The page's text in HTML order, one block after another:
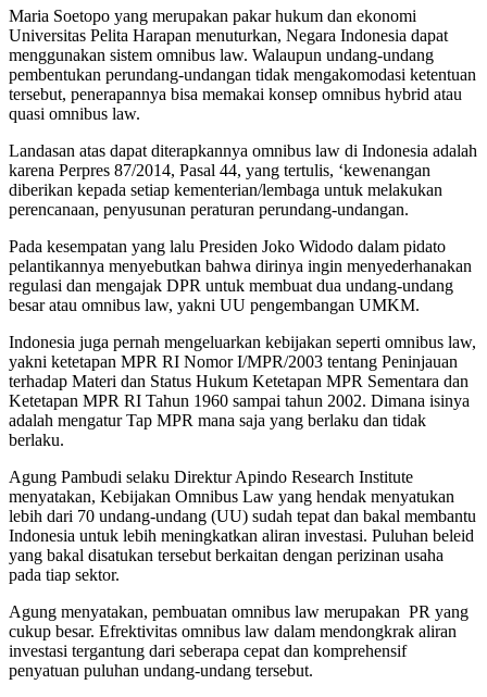
Maria Soetopo yang merupakan pakar hukum dan ekonomi
Universitas Pelita Harapan menuturkan, Negara Indonesia dapat
menggunakan sistem omnibus law. Walaupun undang-undang
pembentukan perundang-undangan tidak mengakomodasi ketentuan
tersebut, penerapannya bisa memakai konsep omnibus hybrid atau
quasi omnibus law.
Landasan atas dapat diterapkannya omnibus law di Indonesia adalah
karena Perpres 87/2014, Pasal 44, yang tertulis, ‘kewenangan
diberikan kepada setiap kementerian/lembaga untuk melakukan
perencanaan, penyusunan peraturan perundang-undangan.
Pada kesempatan yang lalu Presiden Joko Widodo dalam pidato
pelantikannya menyebutkan bahwa dirinya ingin menyederhanakan
regulasi dan mengajak DPR untuk membuat dua undang-undang
besar atau omnibus law, yakni UU pengembangan UMKM.
Indonesia juga pernah mengeluarkan kebijakan seperti omnibus law,
yakni ketetapan MPR RI Nomor I/MPR/2003 tentang Peninjauan
terhadap Materi dan Status Hukum Ketetapan MPR Sementara dan
Ketetapan MPR RI Tahun 1960 sampai tahun 2002. Dimana isinya
adalah mengatur Tap MPR mana saja yang berlaku dan tidak
berlaku.
Agung Pambudi selaku Direktur Apindo Research Institute
menyatakan, Kebijakan Omnibus Law yang hendak menyatukan
lebih dari 70 undang-undang (UU) sudah tepat dan bakal membantu
Indonesia untuk lebih meningkatkan aliran investasi. Puluhan beleid
yang bakal disatukan tersebut berkaitan dengan perizinan usaha
pada tiap sektor.
Agung menyatakan, pembuatan omnibus law merupakan PR yang
cukup besar. Efrektivitas omnibus law dalam mendongkrak aliran
investasi tergantung dari seberapa cepat dan komprehensif
penyatuan puluhan undang-undang tersebut.